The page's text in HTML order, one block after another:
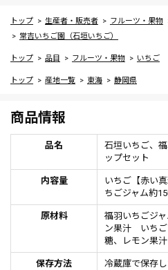
トップ 生産者・販売者 フルーツ・果物
常吉いちご園（石垣いちご）
トップ 品目 フルーツ・果物 いちご
トップ 産地一覧 東海 静岡県
商品情報
品名
石垣いちご、
ップセット
内容量
いちご【赤い
ちごジャム約
原材料
福羽いちごジ
ン果汁 いちご
糖、レモン果汁
保存方法
冷蔵庫で保存